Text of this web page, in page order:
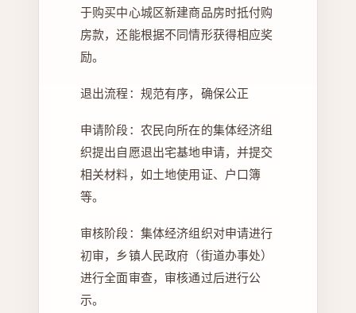
于购买中心城区新建商品房时抵付购
房款，还能根据不同情形获得相应奖
励。
退出流程：规范有序，确保公正
申请阶段：农民向所在的集体经济组
织提出自愿退出宅基地申请，并提交
相关材料，如土地使用证、户口簿
等。
审核阶段：集体经济组织对申请进行
初审，乡镇人民政府（街道办事处）
进行全面审查，审核通过后进行公
示。